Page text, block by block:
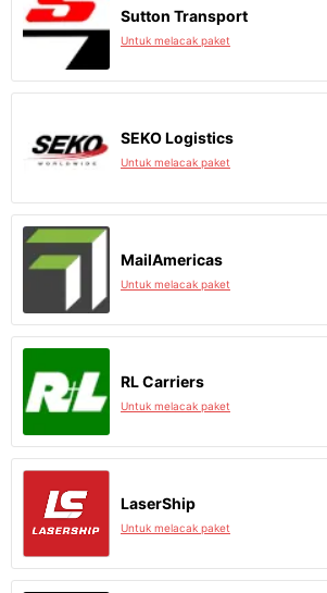
Sutton Transport
Untuk melacak paket
SEKO Logistics
Untuk melacak paket
MailAmericas
Untuk melacak paket
RL Carriers
Untuk melacak paket
LaserShip
Untuk melacak paket